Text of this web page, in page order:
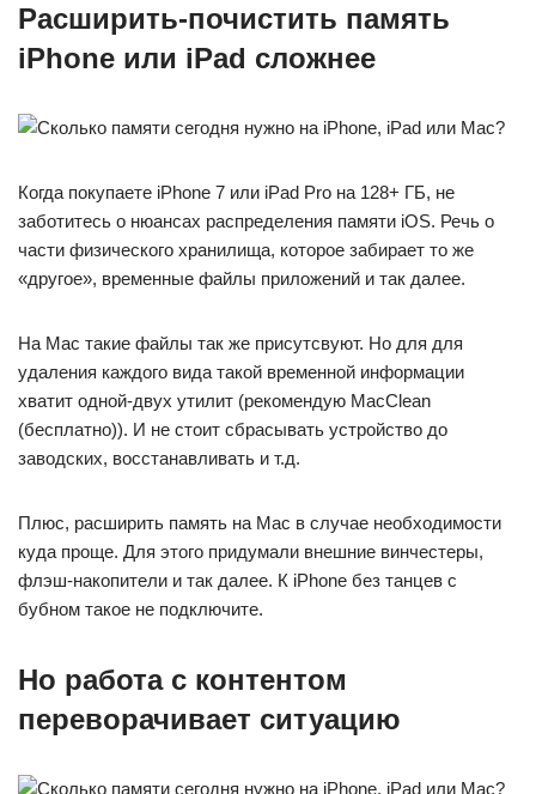
Расширить-почистить память
iPhone или iPad сложнее
Когда покупаете iPhone 7 или iPad Pro на 128+ ГБ, не
заботитесь о нюансах распределения памяти iOS. Речь о
части физического хранилища, которое забирает то же
«другое», временные файлы приложений и так далее.
На Mac такие файлы так же присутсвуют. Но для для
удаления каждого вида такой временной информации
хватит одной-двух утилит (рекомендую MacClean
(бесплатно)). И не стоит сбрасывать устройство до
заводских, восстанавливать и т.д.
Плюс, расширить память на Mac в случае необходимости
куда проще. Для этого придумали внешние винчестеры,
флэш-накопители и так далее. К iPhone без танцев с
бубном такое не подключите.
Но работа с контентом
переворачивает ситуацию